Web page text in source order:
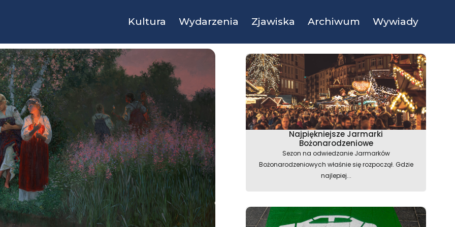
Kultura Wydarzenia Zjawiska Archiwum Wywiady
Najpiękniejsze Jarmarki
Bożonarodzeniowe
Sezon na odwiedzanie Jarmarków
Bożonarodzeniowych właśnie się rozpoczął. Gdzie
najlepiej...